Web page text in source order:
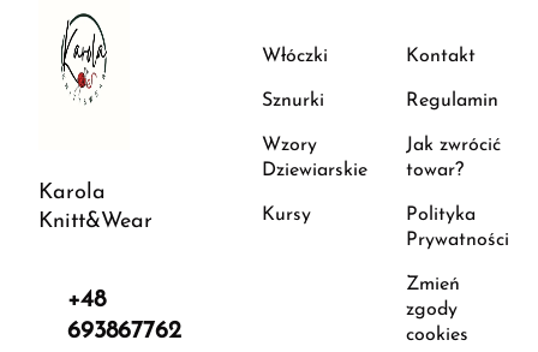
Karola
Knitt&Wear
+48
693867762
Włóczki
Sznurki
Wzory
Dziewiarskie
Kursy
Kontakt
Regulamin
Jak zwrócić
towar?
Polityka
Prywatności
Zmień
zgody
cookies